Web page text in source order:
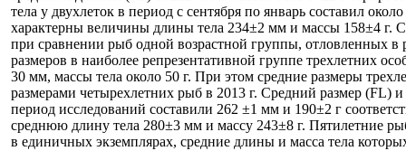
тела у двухлеток в период с сентября по январь составил
характерны величины длины тела 234±2 мм и массы 158±4 г.
при сравнении рыб одной возрастной группы, отловленных в
размеров в наиболее репрезентативной группе трехлетних
30 мм, массы тела около 50 г. При этом средние размеры
размерами четырехлетних рыб в 2013 г. Средний размер (FL) и
период исследований составили 262 ±1 мм и 190±2 г
среднюю длину тела 280±3 мм и массу 243±8 г. Пятилетние
в единичных экземплярах, средние длины и масса тела